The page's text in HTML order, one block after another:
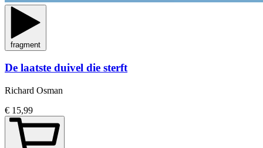
fragment
De laatste duivel die sterft
Richard Osman
€ 15,99